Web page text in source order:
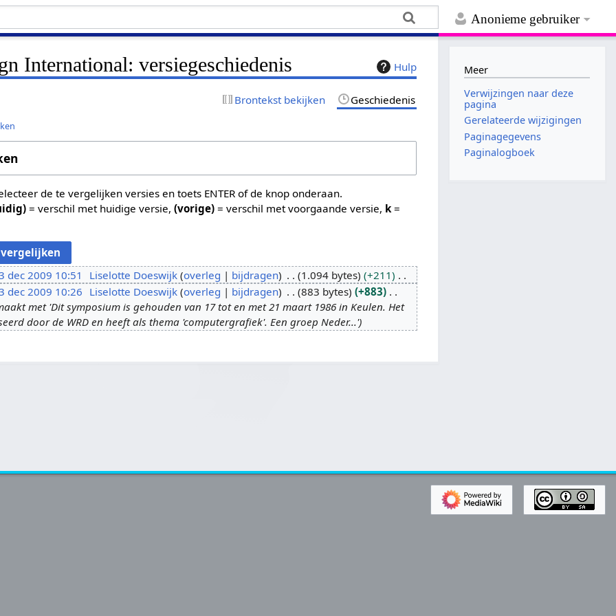
Anonieme gebruiker
Hulp
International: versiegeschiedenis
Brontekst bekijken Geschiedenis
de te vergelijken versies en toets ENTER of de knop onderaan.
= verschil met huidige versie,(vorige) = verschil met voorgaande versie, k =
dec 2009 10:51 Liselotte Doeswijk overleg bijdragen 1.094 bytes
+211
dec 2009 10:26 Liselotte Doeswijk overleg bijdragen 883 bytes
+883
met 'Dit symposium is gehouden van 17 tot en met 21 maart 1986 in Keulen. Het
door de WRD en heeft als thema 'computergrafiek'. Een groep Neder...'
Meer
Verwijzingen naar deze
pagina
Gerelateerde wijzigingen
Paginagegevens
Paginalogboek